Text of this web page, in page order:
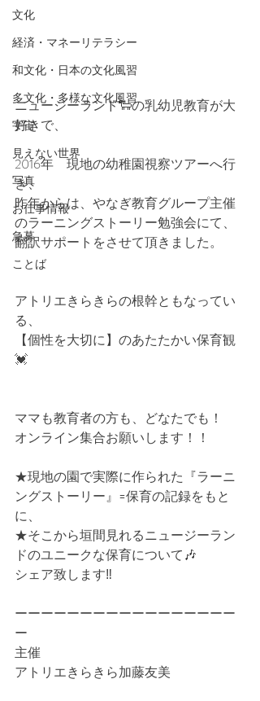
文化
経済・マネーリテラシー
和文化・日本の文化風習
多文化・多様な文化風習
宇宙
見えない世界
写真
お仕事情報
急募
ことば
ニュージーランド🐑の乳幼児教育が大
好きで、
2016年　現地の幼稚園視察ツアーへ行
き、
昨年からは、やなぎ教育グループ主催
のラーニングストーリー勉強会にて、
翻訳サポートをさせて頂きました。
アトリエきらきらの根幹ともなってい
る、
【個性を大切に】のあたたかい保育観
💓
ママも教育者の方も、どなたでも！
オンライン集合お願いします！！
★現地の園で実際に作られた『ラーニ
ングストーリー』=保育の記録をもと
に、
★そこから垣間見れるニュージーラン
ドのユニークな保育について🎶
シェア致します‼️
ーーーーーーーーーーーーーーーーー
ー
主催
アトリエきらきら加藤友美